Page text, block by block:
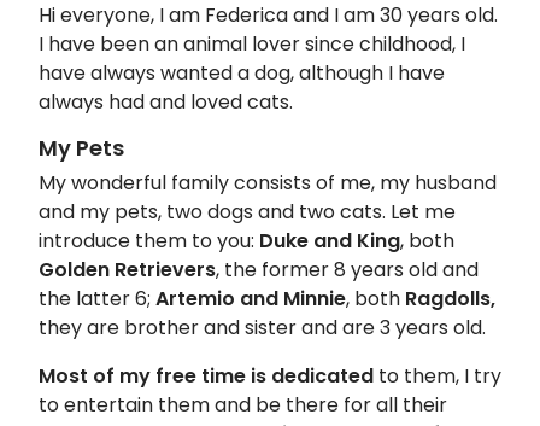
Hi everyone, I am Federica and I am 30 years old.
I have been an animal lover since childhood, I
have always wanted a dog, although I have
always had and loved cats.
My Pets
My wonderful family consists of me, my husband
and my pets, two dogs and two cats. Let me
introduce them to you: Duke and King, both
Golden Retrievers, the former 8 years old and
the latter 6; Artemio and Minnie, both Ragdolls,
they are brother and sister and are 3 years old.
Most of my free time is dedicated to them, I try
to entertain them and be there for all their